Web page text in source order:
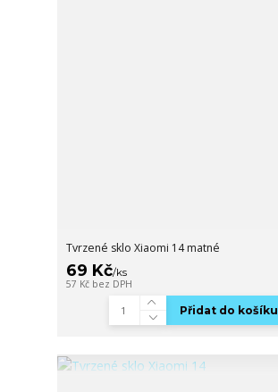
Tvrzené sklo Xiaomi 14 matné
69 Kč/ks
57 Kč bez DPH
Přidat do košíku